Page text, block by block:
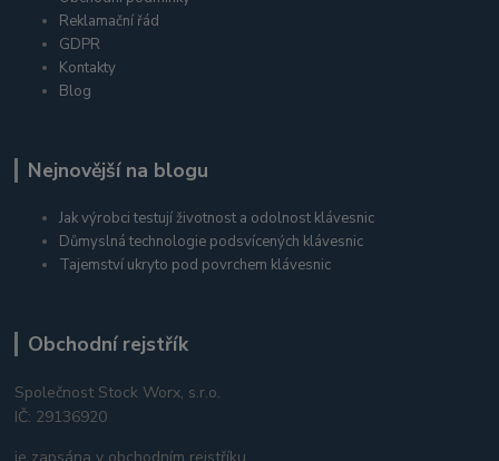
Reklamační řád
GDPR
Kontakty
Blog
Nejnovější na blogu
Jak výrobci testují životnost a odolnost klávesnic
Důmyslná technologie podsvícených klávesnic
Tajemství ukryto pod povrchem klávesnic
Obchodní rejstřík
Společnost Stock Worx, s.r.o.
IČ: 29136920